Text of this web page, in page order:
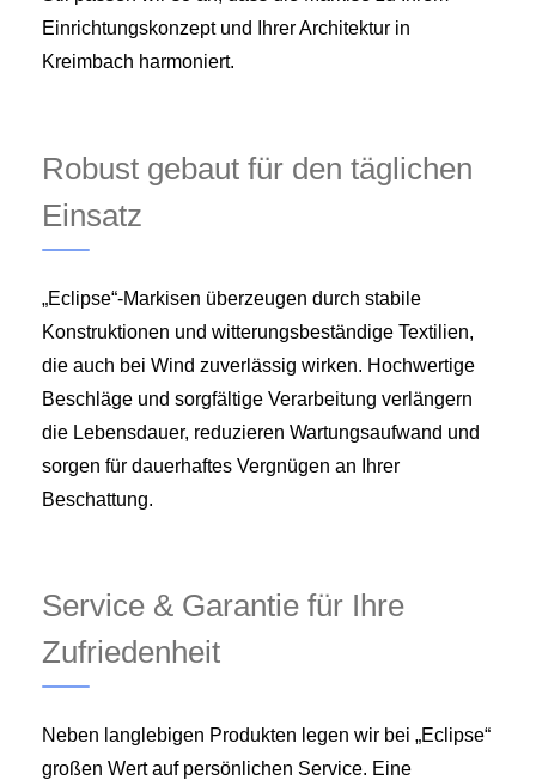
Einrichtungskonzept und Ihrer Architektur in
Kreimbach harmoniert.
Robust gebaut für den täglichen
Einsatz
„Eclipse“-Markisen überzeugen durch stabile
Konstruktionen und witterungsbeständige Textilien,
die auch bei Wind zuverlässig wirken. Hochwertige
Beschläge und sorgfältige Verarbeitung verlängern
die Lebensdauer, reduzieren Wartungsaufwand und
sorgen für dauerhaftes Vergnügen an Ihrer
Beschattung.
Service & Garantie für Ihre
Zufriedenheit
Neben langlebigen Produkten legen wir bei „Eclipse“
großen Wert auf persönlichen Service. Eine